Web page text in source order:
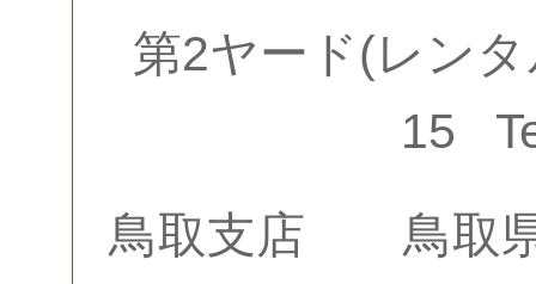
第2ヤード(レン
15
鳥取支店 鳥取